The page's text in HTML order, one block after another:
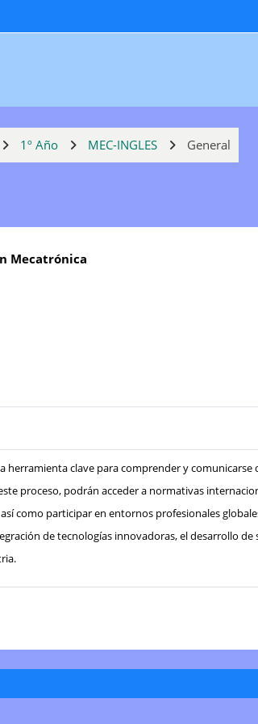
1º Año MEC-INGLES General
Mecatrónica
herramienta clave para comprender y comunicarse
proceso, podrán acceder a normativas
como participar en entornos profesionales
de tecnologías innovadoras, el desarrollo de